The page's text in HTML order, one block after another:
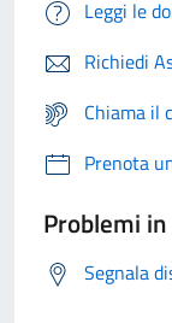
Leggi le
Richiedi
Chiama il
Prenota
Problemi
Segnala